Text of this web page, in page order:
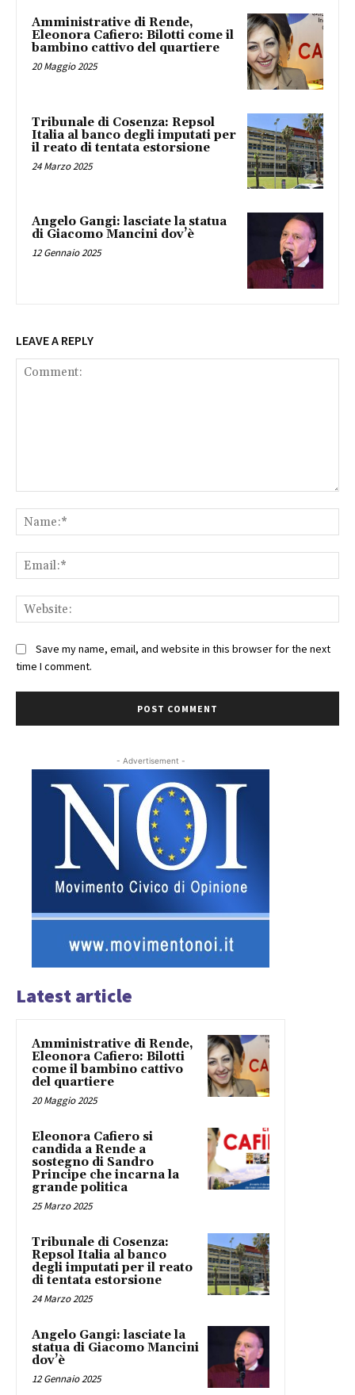
Amministrative di Rende,
Eleonora Cafiero: Bilotti come il
bambino cattivo del quartiere
20 Maggio 2025
Tribunale di Cosenza: Repsol
Italia al banco degli imputati per
il reato di tentata estorsione
24 Marzo 2025
Angelo Gangi: lasciate la statua
di Giacomo Mancini dov’è
12 Gennaio 2025
LEAVE A REPLY
Save my name, email, and website in this browser for the next
time I comment.
- Advertisement -
Latest article
Amministrative di Rende,
Eleonora Cafiero: Bilotti
come il bambino cattivo
del quartiere
20 Maggio 2025
Eleonora Cafiero si
candida a Rende a
sostegno di Sandro
Principe che incarna la
grande politica
25 Marzo 2025
Tribunale di Cosenza:
Repsol Italia al banco
degli imputati per il reato
di tentata estorsione
24 Marzo 2025
Angelo Gangi: lasciate la
statua di Giacomo Mancini
dov’è
12 Gennaio 2025